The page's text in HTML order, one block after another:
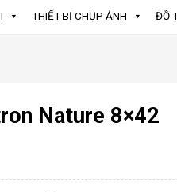
THIẾT BỊ CHỤP ẢNH ĐỒ
Nature 8×42